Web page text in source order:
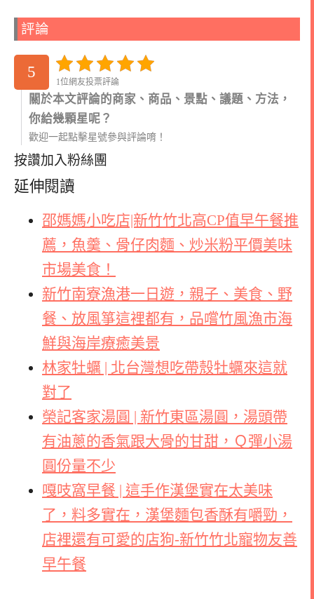
評論
5
1位網友投票評論
關於本文評論的商家、商品、景點、議題、方法，
你給幾顆星呢？
歡迎一起點擊星號參與評論唷！
按讚加入粉絲團
延伸閱讀
邵媽媽小吃店|新竹竹北高CP值早午餐推
薦，魚羹、骨仔肉麵、炒米粉平價美味
市場美食！
新竹南寮漁港一日遊，親子、美食、野
餐、放風箏這裡都有，品嚐竹風漁市海
鮮與海岸療癒美景
林家牡蠣 | 北台灣想吃帶殼牡蠣來這就
對了
榮記客家湯圓 | 新竹東區湯圓，湯頭帶
有油蔥的香氣跟大骨的甘甜，Ｑ彈小湯
圓份量不少
嘎吱窩早餐 | 這手作漢堡實在太美味
了，料多實在，漢堡麵包香酥有嚼勁，
店裡還有可愛的店狗-新竹竹北寵物友善
早午餐